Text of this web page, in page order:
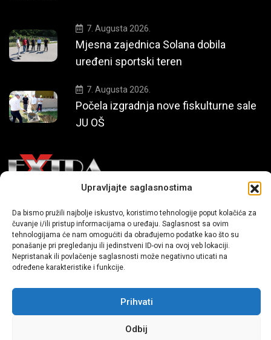
Upravljajte saglasnostima
Da bismo pružili najbolje iskustvo, koristimo tehnologije poput kolačića za
čuvanje i/ili pristup informacijama o uređaju. Saglasnost sa ovim
tehnologijama će nam omogućiti da obrađujemo podatke kao što su
ponašanje pri pregledanju ili jedinstveni ID-ovi na ovoj veb lokaciji.
Nepristanak ili povlačenje saglasnosti može negativno uticati na
određene karakteristike i funkcije.
Prihvati
Odbij
7. Augusta 2026.
Mjesna zajednica Solana dobila
uređeni sportski teren
7. Augusta 2026.
Počela izgradnja nove fiskulturne sale
JU OŠ
Mi smo moderni portal zabavnog karaktera koji donosi vijesti i
priče iz života, svijeta showbiza, lifestyle-a i popularne kulture.
Sva prava zadržana | extra.ba by profm.ba